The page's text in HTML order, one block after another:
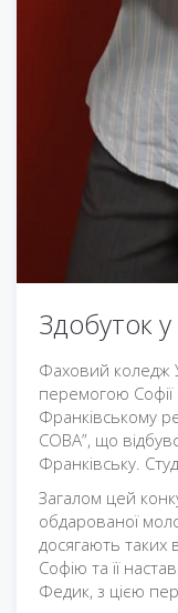
Здобуток
Фаховий коледж
перемогою Софії
Франківському
СОВА”, що
Франківську.
Загалом цей
обдарованої
досягають таких
Софію та її
Федик, з цією